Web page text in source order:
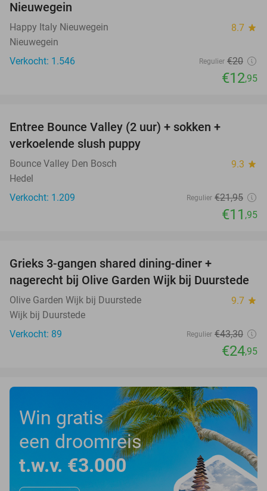
Nieuwegein
Happy Italy Nieuwegein 8.7 star
Nieuwegein
Verkocht: 1.546
Regulier €20
€12,95
Entree Bounce Valley (2 uur) + sokken +
verkoelende slush puppy
Bounce Valley Den Bosch 9.3 star
Hedel
Verkocht: 1.209
Regulier €21,95
€11 ,95
Grieks 3-gangen shared dining-diner +
nagerecht bij Olive Garden Wijk bij Duurstede
Olive Garden Wijk bij Duurstede 9.7 star
Wijk bij Duurstede
Verkocht: 89
Regulier €43,30
€24,95
Win gratis
een droomreis
t.w.v. €3.000